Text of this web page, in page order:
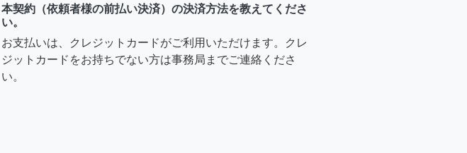
本契約（依頼者様の前払い決済）の決済方法を教えてくださ
い。
お支払いは、クレジットカードがご利用いただけます。クレ
ジットカードをお持ちでない方は事務局までご連絡くださ
い。